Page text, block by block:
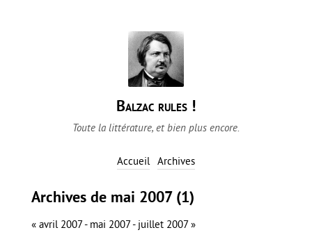
Balzac rules !
Toute la littérature, et bien plus encore.
Accueil Archives
Archives de mai 2007 (1)
« avril 2007- mai 2007 - juillet 2007 »